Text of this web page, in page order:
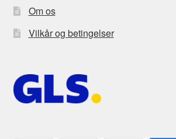
Om os
Vilkår og betingelser